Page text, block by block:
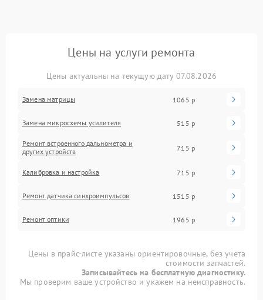
Цены на услуги ремонта
Цены актуальны на текущую дату 07.08.2026
Замена матрицы 1065 р
Замена микросхемы усилителя 515 р
Ремонт встроенного дальнометра и
других устройств
715 р
Калибровка и настройка 715 р
Ремонт датчика синхроимпульсов 1515 р
Ремонт оптики 1965 р
Цены в прайс-листе указаны ориентировочные, без учета
стоимости запчастей.
Записывайтесь на бесплатную диагностику.
Мы проверим ваше устройство и укажем на неисправность.